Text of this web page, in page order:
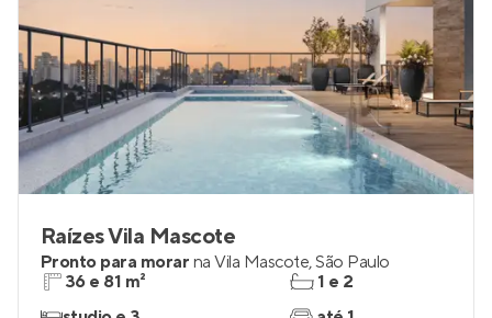
Raízes Vila Mascote
Pronto para morar na Vila Mascote,São Paulo
36 e 81 m²
1 e 2